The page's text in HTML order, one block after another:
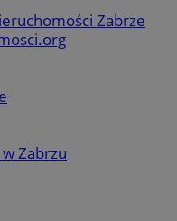
Zabrze
Zabrzu